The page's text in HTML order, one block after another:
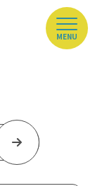
MENU